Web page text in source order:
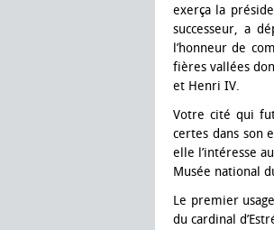
exerça la
successeur, a
l’honneur de
fières vallées
et Henri IV.
Votre cité qui
certes dans son
elle l’intéresse
Musée national
Le premier
du cardinal